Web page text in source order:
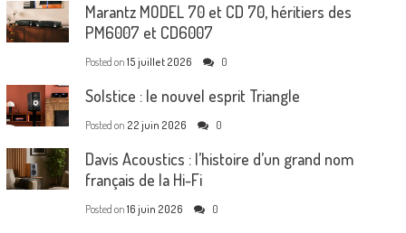
Marantz MODEL 70 et CD 70, héritiers des
PM6007 et CD6007
Posted on 15 juillet 2026 0
Solstice : le nouvel esprit Triangle
Posted on 22 juin 2026 0
Davis Acoustics : l’histoire d’un grand nom
français de la Hi-Fi
Posted on 16 juin 2026 0